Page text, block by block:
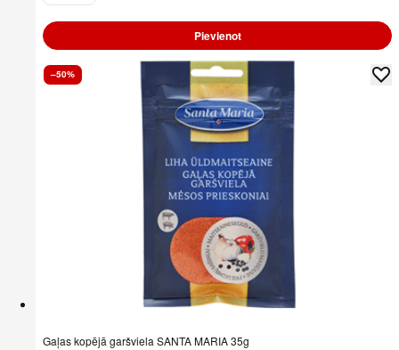
Pievienot
–50%
Gaļas kopējā garšviela SANTA MARIA 35g